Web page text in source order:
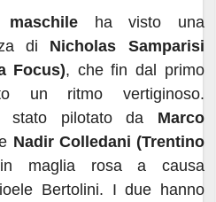
ha visto una
di Nicholas Samparisi
Focus), che fin dal primo
un ritmo vertiginoso.
stato pilotato da Marco
Nadir Colledani (Trentino
maglia rosa a causa
Bertolini. I due hanno